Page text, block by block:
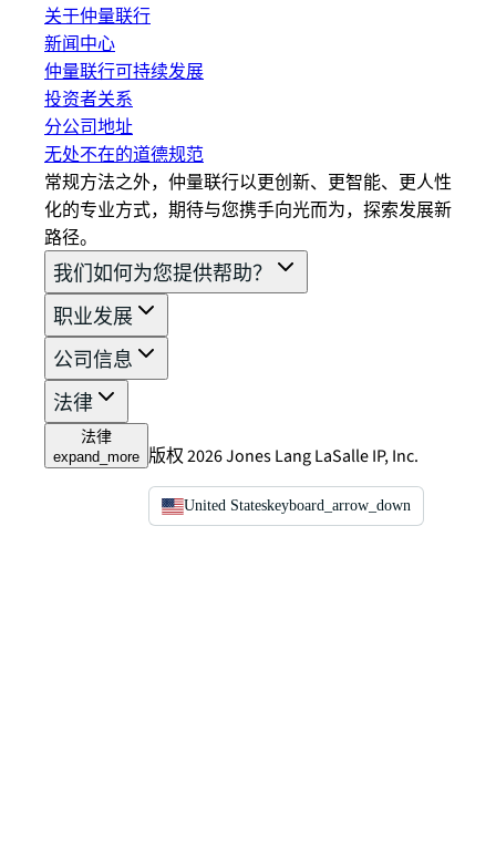
关于仲量联行
新闻中心
仲量联行可持续发展
投资者关系
分公司地址
无处不在的道德规范
常规方法之外，仲量联行以更创新、更智能、更人性
化的专业方式，期待与您携手向光而为，探索发展新
路径。
我们如何为您提供帮助？
职业发展
公司信息
法律
法律
expand_more 版权 2026 Jones Lang LaSalle IP, Inc.
United Stateskeyboard_arrow_down